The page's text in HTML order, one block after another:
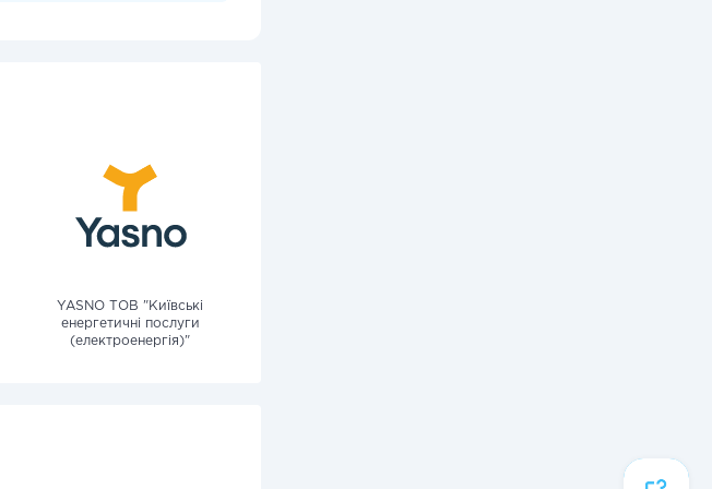
YASNO ТОВ "Київські
енергетичні послуги
(електроенергія)"